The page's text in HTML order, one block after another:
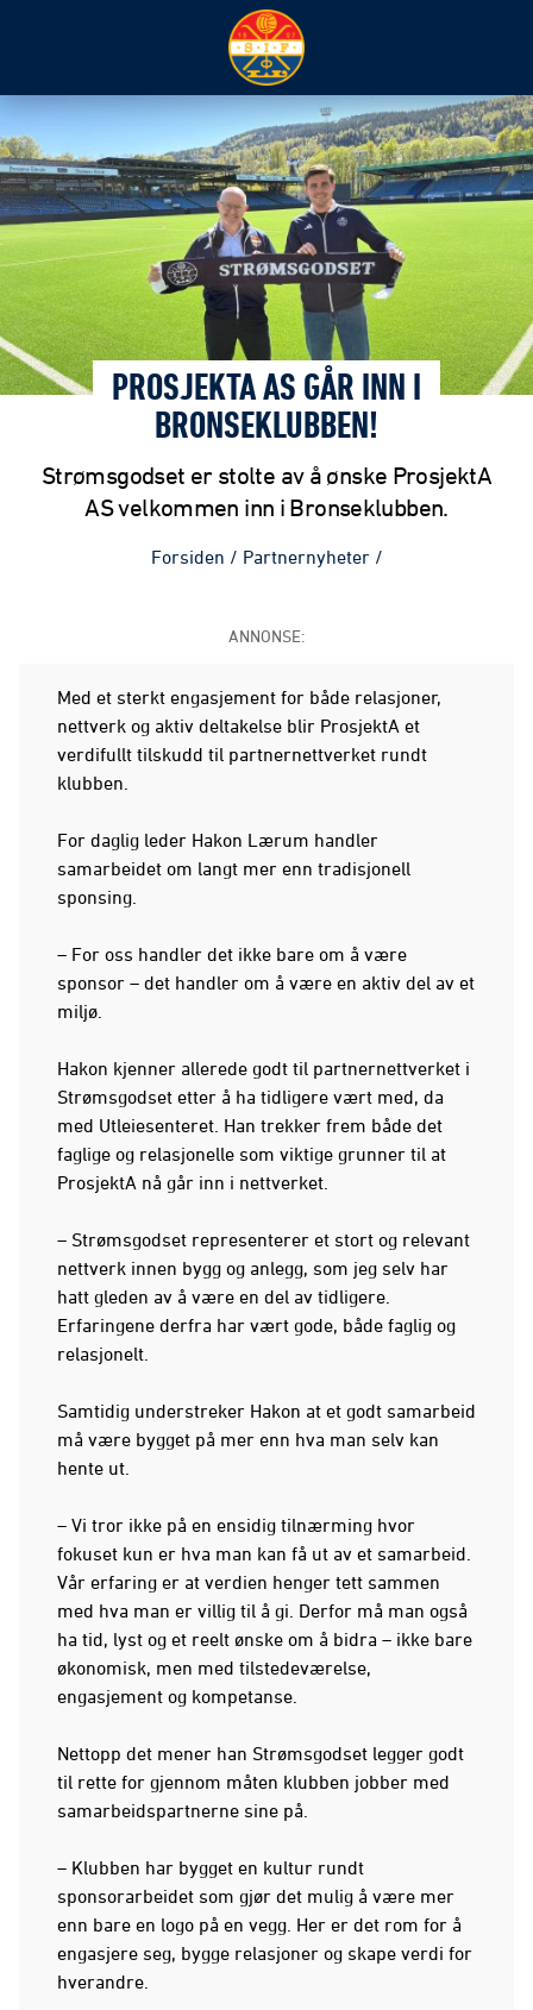
PROSJEKTA AS GÅR INN I
BRONSEKLUBBEN!
Strømsgodset er stolte av å ønske ProsjektA
AS velkommen inn i Bronseklubben.
Forsiden / Partnernyheter /
ANNONSE:
Med et sterkt engasjement for både relasjoner,
nettverk og aktiv deltakelse blir ProsjektA et
verdifullt tilskudd til partnernettverket rundt
klubben.
For daglig leder Hakon Lærum handler
samarbeidet om langt mer enn tradisjonell
sponsing.
– For oss handler det ikke bare om å være
sponsor – det handler om å være en aktiv del av et
miljø.
Hakon kjenner allerede godt til partnernettverket i
Strømsgodset etter å ha tidligere vært med, da
med Utleiesenteret. Han trekker frem både det
faglige og relasjonelle som viktige grunner til at
ProsjektA nå går inn i nettverket.
– Strømsgodset representerer et stort og relevant
nettverk innen bygg og anlegg, som jeg selv har
hatt gleden av å være en del av tidligere.
Erfaringene derfra har vært gode, både faglig og
relasjonelt.
Samtidig understreker Hakon at et godt samarbeid
må være bygget på mer enn hva man selv kan
hente ut.
– Vi tror ikke på en ensidig tilnærming hvor
fokuset kun er hva man kan få ut av et samarbeid.
Vår erfaring er at verdien henger tett sammen
med hva man er villig til å gi. Derfor må man også
ha tid, lyst og et reelt ønske om å bidra – ikke bare
økonomisk, men med tilstedeværelse,
engasjement og kompetanse.
Nettopp det mener han Strømsgodset legger godt
til rette for gjennom måten klubben jobber med
samarbeidspartnerne sine på.
– Klubben har bygget en kultur rundt
sponsorarbeidet som gjør det mulig å være mer
enn bare en logo på en vegg. Her er det rom for å
engasjere seg, bygge relasjoner og skape verdi for
hverandre.